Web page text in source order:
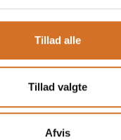
Tillad alle
Tillad valgte
Afvis
af:
høj kvalitet baseret på
og spænder fra
til færdiglavede